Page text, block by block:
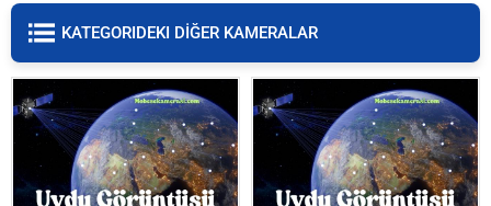
KATEGORIDEKI DİĞER KAMERALAR